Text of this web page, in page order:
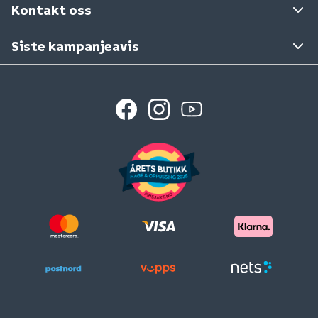
Kontakt oss
Siste kampanjeavis